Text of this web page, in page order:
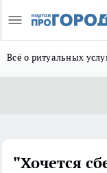
Всё о ритуальных
"Хочется